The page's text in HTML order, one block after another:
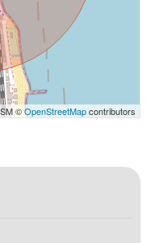
©OpenStreetMapcontributors